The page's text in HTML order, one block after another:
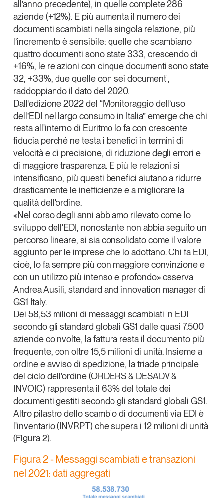
all’anno precedente), in quelle complete 286
aziende (+12%). E più aumenta il numero dei
documenti scambiati nella singola relazione, più
l’incremento è sensibile: quelle che scambiano
quattro documenti sono state 333, crescendo di
+16%, le relazioni con cinque documenti sono state
32, +33%, due quelle con sei documenti,
raddoppiando il dato del 2020.
Dall’edizione 2022 del “Monitoraggio dell’uso
dell’EDI nel largo consumo in Italia” emerge che chi
resta all'interno di Euritmo lo fa con crescente
fiducia perché ne testa i benefici in termini di
velocità e di precisione, di riduzione degli errori e
di maggiore trasparenza. E più le relazioni si
intensificano, più questi benefici aiutano a ridurre
drasticamente le inefficienze e a migliorare la
qualità dell'ordine.
«Nel corso degli anni abbiamo rilevato come lo
sviluppo dell'EDI, nonostante non abbia seguito un
percorso lineare, si sia consolidato come il valore
aggiunto per le imprese che lo adottano. Chi fa EDI,
cioè, lo fa sempre più con maggiore convinzione e
con un utilizzo più intenso e profondo» osserva
Andrea Ausili, standard and innovation manager di
GS1 Italy.
Dei 58,53 milioni di messaggi scambiati in EDI
secondo gli standard globali GS1 dalle quasi 7.500
aziende coinvolte, la fattura resta il documento più
frequente, con oltre 15,5 milioni di unità. Insieme a
ordine e avviso di spedizione, la triade principale
del ciclo dell’ordine (ORDERS & DESADV &
INVOIC) rappresenta il 63% del totale dei
documenti gestiti secondo gli standard globali GS1.
Altro pilastro dello scambio di documenti via EDI è
l'inventario (INVRPT) che supera i 12 milioni di unità
(Figura 2).
Figura 2 - Messaggi scambiati e transazioni
nel 2021: dati aggregati